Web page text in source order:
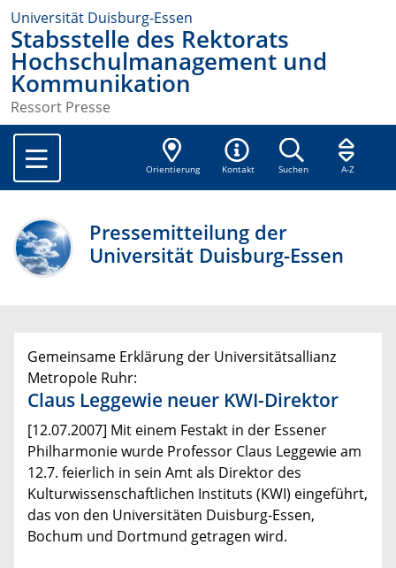
Universität Duisburg-Essen
Stabsstelle des Rektorats
Hochschulmanagement und
Kommunikation
Ressort Presse
Orientierung Kontakt Suchen A-Z
Pressemitteilung der
Universität Duisburg-Essen
Gemeinsame Erklärung der Universitätsallianz
Metropole Ruhr:
Claus Leggewie neuer KWI-Direktor
[12.07.2007] Mit einem Festakt in der Essener
Philharmonie wurde Professor Claus Leggewie am
12.7. feierlich in sein Amt als Direktor des
Kulturwissenschaftlichen Instituts (KWI) eingeführt,
das von den Universitäten Duisburg-Essen,
Bochum und Dortmund getragen wird.